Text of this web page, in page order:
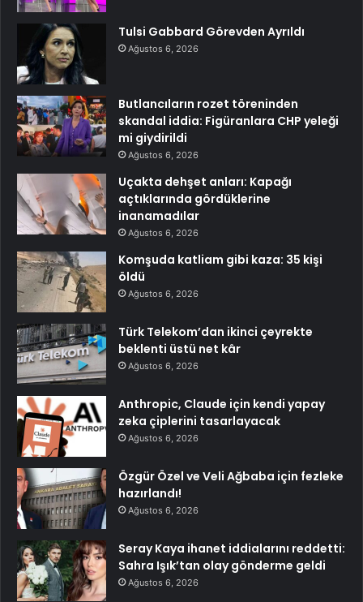
Tulsi Gabbard Görevden Ayrıldı
Ağustos 6, 2026
Butlancıların rozet töreninden
skandal iddia: Figüranlara CHP yeleği
mi giydirildi
Ağustos 6, 2026
Uçakta dehşet anları: Kapağı
açtıklarında gördüklerine
inanamadılar
Ağustos 6, 2026
Komşuda katliam gibi kaza: 35 kişi
öldü
Ağustos 6, 2026
Türk Telekom’dan ikinci çeyrekte
beklenti üstü net kâr
Ağustos 6, 2026
Anthropic, Claude için kendi yapay
zeka çiplerini tasarlayacak
Ağustos 6, 2026
Özgür Özel ve Veli Ağbaba için fezleke
hazırlandı!
Ağustos 6, 2026
Seray Kaya ihanet iddialarını reddetti:
Sahra Işık’tan olay gönderme geldi
Ağustos 6, 2026